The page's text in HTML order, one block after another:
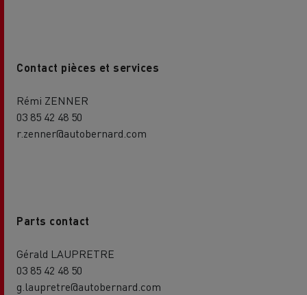
Contact pièces et services
Rémi ZENNER
03 85 42 48 50
r.zenner@autobernard.com
Parts contact
Gérald LAUPRETRE
03 85 42 48 50
g.laupretre@autobernard.com